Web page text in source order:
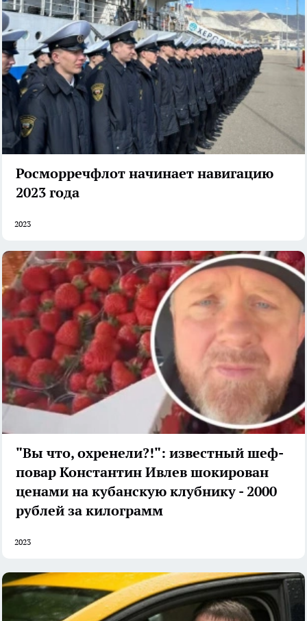
Росморречфлот начинает навигацию
2023 года
2023
"Вы что, охренели?!": известный шеф-
повар Константин Ивлев шокирован
ценами на кубанскую клубнику - 2000
рублей за килограмм
2023